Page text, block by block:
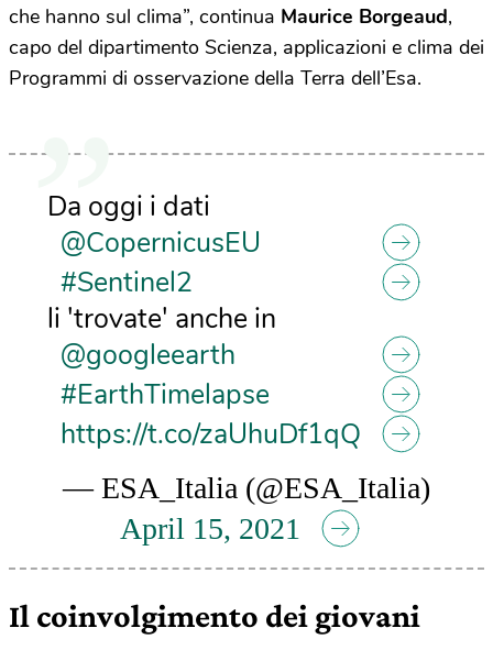
che hanno sul clima”, continua Maurice Borgeaud,
capo del dipartimento Scienza, applicazioni e clima dei
Programmi di osservazione della Terra dell’Esa.
Da oggi i dati
@CopernicusEU
#Sentinel2
li 'trovate' anche in
@googleearth
#EarthTimelapse
https://t.co/zaUhuDf1qQ
— ESA_Italia (@ESA_Italia)
April 15, 2021
Il coinvolgimento dei giovani